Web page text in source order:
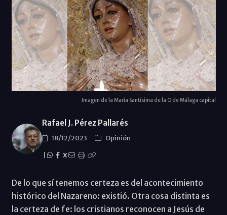
Imagen de la María Santísima de la O de Málaga capital
Rafael J. Pérez Pallarés
18/12/2023
Opinión
X
De lo que sí tenemos certeza es del acontecimiento
histórico del Nazareno: existió. Otra cosa distinta es
la certeza de fe: los cristianos reconocen a Jesús de